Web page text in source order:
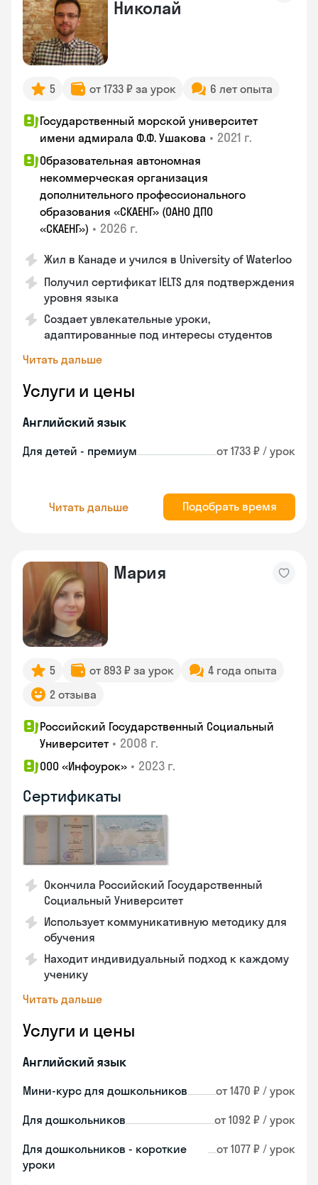
Николай
5 от 1733 ₽ за урок 6 лет опыта
Государственный морской университет
имени адмирала Ф.Ф. Ушакова • 2021 г.
Образовательная автономная
некоммерческая организация
дополнительного профессионального
образования «СКАЕНГ» (ОАНО ДПО
«СКАЕНГ») • 2026 г.
Жил в Канаде и учился в University of Waterloo
Получил сертификат IELTS для подтверждения
уровня языка
Создает увлекательные уроки,
адаптированные под интересы студентов
Читать дальше
Услуги и цены
Английский язык
Для детей - премиум от 1733 ₽ / урок
Читать дальше Подобрать время
Мария
5 от 893 ₽ за урок
4 года опыта
2 отзыва
Российский Государственный Социальный
Университет • 2008 г.
ООО «Инфоурок» • 2023 г.
Сертификаты
Окончила Российский Государственный
Социальный Университет
Использует коммуникативную методику для
обучения
Находит индивидуальный подход к каждому
ученику
Читать дальше
Услуги и цены
Английский язык
Мини-курс для дошкольников от 1470 ₽ / урок
Для дошкольников от 1092 ₽ / урок
Для дошкольников - короткие
уроки
от 1077 ₽ / урок